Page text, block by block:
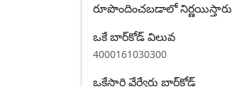
రూపొందించబడాలో నిర్ణయిస్తారు
ఒకే బార్‌కోడ్ విలువ
4000161030300
ఒకేసారి వేర్వేరు బార్‌కోడ్